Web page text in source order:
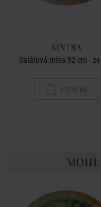
SINTRA
Salátová mísa 32 cm -
1 390 Kč